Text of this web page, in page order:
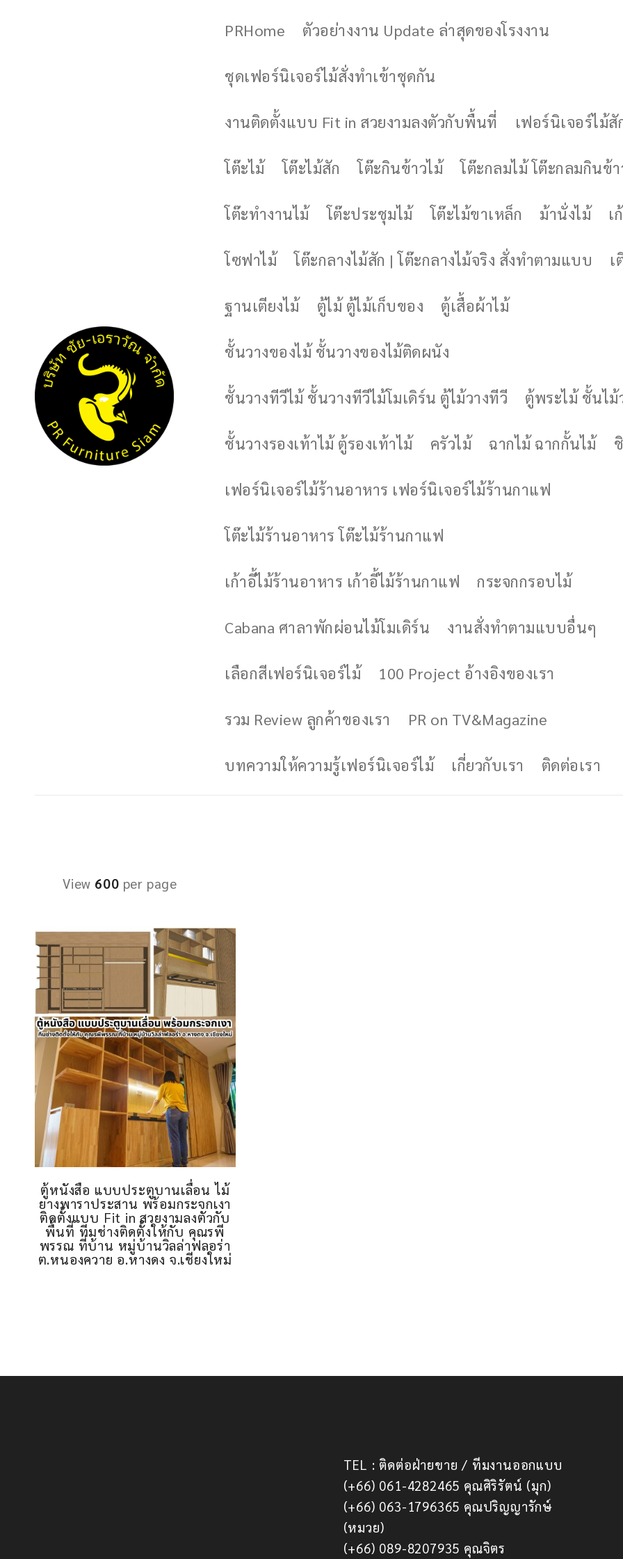
PRHome ตัวอย่างงาน Update ล่าสุดของโรงงาน
ชุดเฟอร์นิเจอร์ไม้สั่งทำเข้าชุดกัน
งานติดตั้งแบบ Fit in สวยงามลงตัวกับพื้นที่ เฟอร์นิเจอร์ไม้สั
โต๊ะไม้ โต๊ะไม้สัก โต๊ะกินข้าวไม้ โต๊ะกลมไม้ โต๊ะกลมกินข้า
โต๊ะทำงานไม้ โต๊ะประชุมไม้ โต๊ะไม้ขาเหล็ก ม้านั่งไม้ เ
โซฟาไม้ โต๊ะกลางไม้สัก | โต๊ะกลางไม้จริง สั่งทำตามแบบ เ
ฐานเตียงไม้ ตู้ไม้ ตู้ไม้เก็บของ ตู้เสื้อผ้าไม้
ชั้นวางของไม้ ชั้นวางของไม้ติดผนัง
ชั้นวางทีวีไม้ ชั้นวางทีวีไม้โมเดิร์น ตู้ไม้วางทีวี ตู้พระไม้ ชั้นไม้
ชั้นวางรองเท้าไม้ ตู้รองเท้าไม้ ครัวไม้ ฉากไม้ ฉากกั้นไม้
เฟอร์นิเจอร์ไม้ร้านอาหาร เฟอร์นิเจอร์ไม้ร้านกาแฟ
โต๊ะไม้ร้านอาหาร โต๊ะไม้ร้านกาแฟ
เก้าอี้ไม้ร้านอาหาร เก้าอี้ไม้ร้านกาแฟ กระจกกรอบไม้
Cabana ศาลาพักผ่อนไม้โมเดิร์น งานสั่งทำตามแบบอื่นๆ
เลือกสีเฟอร์นิเจอร์ไม้ 100 Project อ้างอิงของเรา
รวม Review ลูกค้าของเรา PR on TV&Magazine
บทความให้ความรู้เฟอร์นิเจอร์ไม้ เกี่ยวกับเรา ติดต่อเรา
View 600 per page
ตู้หนังสือ แบบประตูบานเลื่อน ไม้
ยางพาราประสาน พร้อมกระจกเงา
ติดตั้งแบบ Fit in สวยงามลงตัวกับ
พื้นที่ ทีมช่างติดตั้งให้กับ คุณรพี
พรรณ ที่บ้าน หมู่บ้านวิลล่าฟลอร่า
ต.หนองควาย อ.หางดง จ.เชียงใหม่
TEL : ติดต่อฝ่ายขาย / ทีมงานออกแบบ
(+66) 061-4282465 คุณศิริรัตน์ (มุก)
(+66) 063-1796365 คุณปริญญารักษ์
(หมวย)
(+66) 089-8207935 คุณจิตร